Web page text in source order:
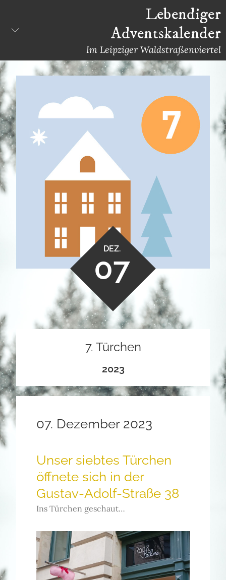
content
Lebendiger
Adventskalender
Im Leipziger Waldstraßenviertel
DEZ.
07
7. Türchen
2023
07. Dezember 2023
Unser siebtes Türchen
öffnete sich in der
Gustav-Adolf-Straße 38
Ins Türchen geschaut…